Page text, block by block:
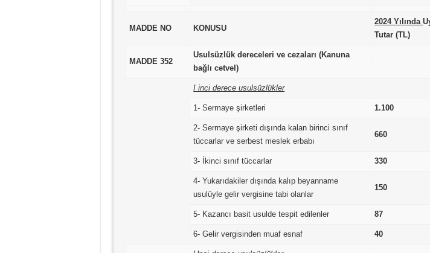
MADDE NO KONUSU
2024 Yılında
Tutar (TL)
MADDE 352
Usulsüzlük dereceleri ve cezaları (Kanuna
bağlı cetvel)
I inci derece usulsüzlükler
1- Sermaye şirketleri 1.100
2- Sermaye şirketi dışında kalan birinci sınıf
tüccarlar ve serbest meslek erbabı
660
3- İkinci sınıf tüccarlar 330
4- Yukarıdakiler dışında kalıp beyanname
usulüyle gelir vergisine tabi olanlar
150
5- Kazancı basit usulde tespit edilenler 87
6- Gelir vergisinden muaf esnaf 40